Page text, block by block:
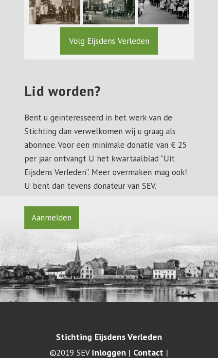
Volg Eijsdens Verleden
Lid worden?
Bent u geïnteresseerd in het werk van de
Stichting dan verwelkomen wij u graag als
abonnee. Voor een minimale donatie van € 25
per jaar ontvangt U het kwartaalblad “Uit
Eijsdens Verleden”. Meer overmaken mag ook!
U bent dan tevens donateur van SEV.
Aanmelden
Stichting Eijsdens Verleden
©2019 SEV Inloggen | Contact |